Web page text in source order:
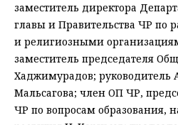
заместитель директора
главы и Правительства ЧР по
и религиозными
заместитель председателя
Хаджимурадов; руководитель
Мальсагова; член ОП ЧР,
ЧР по вопросам образования,